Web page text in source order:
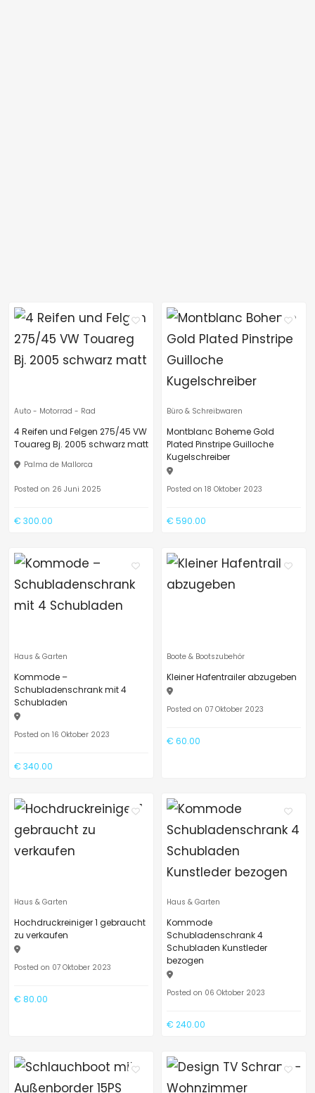
Auto - Motorrad - Rad
4 Reifen und Felgen 275/45 VW
Touareg Bj. 2005 schwarz matt
Palma de Mallorca
Posted on 26 Juni 2025
€ 300.00
Büro & Schreibwaren
Montblanc Boheme Gold
Plated Pinstripe Guilloche
Kugelschreiber
Posted on 18 Oktober 2023
€ 590.00
Haus & Garten
Kommode –
Schubladenschrank mit 4
Schubladen
Posted on 16 Oktober 2023
€ 340.00
Boote & Bootszubehör
Kleiner Hafentrailer abzugeben
Posted on 07 Oktober 2023
€ 60.00
Haus & Garten
Hochdruckreiniger 1 gebraucht
zu verkaufen
Posted on 07 Oktober 2023
€ 80.00
Haus & Garten
Kommode
Schubladenschrank 4
Schubladen Kunstleder
bezogen
Posted on 06 Oktober 2023
€ 240.00